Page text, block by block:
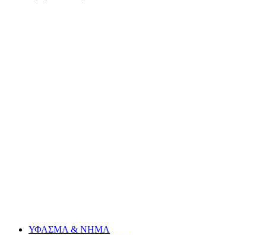
ΥΦΑΣΜΑ & ΝΗΜΑ